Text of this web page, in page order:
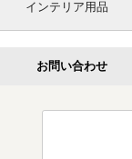
インテリア用品
お問い合わせ